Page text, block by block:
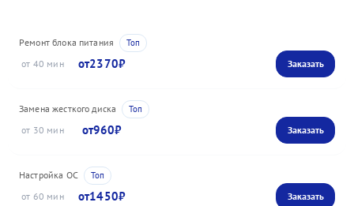
Ремонт блока питания
40
2370
Замена жесткого диска
30
960
Настройка ОС
60
1450